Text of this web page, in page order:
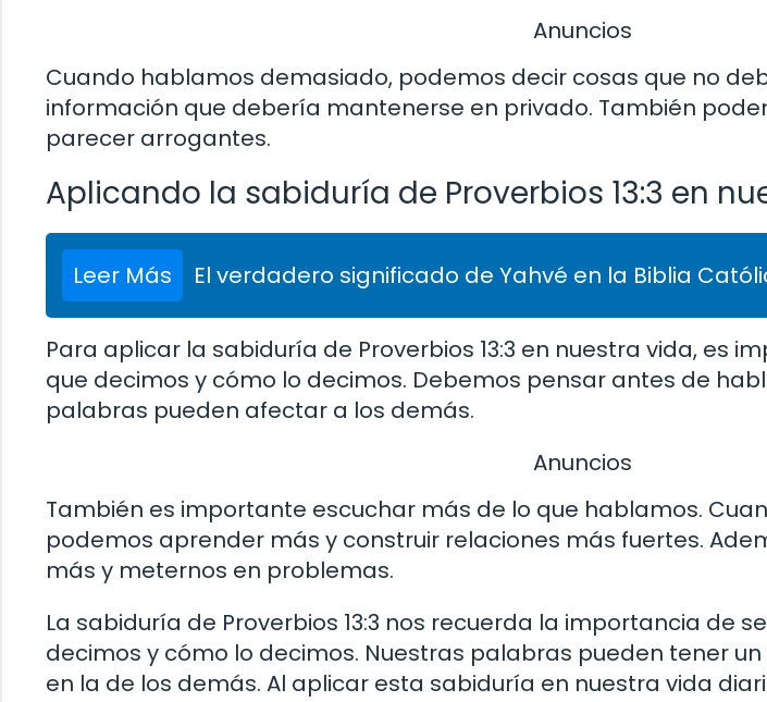
Anuncios
Cuando hablamos demasiado, podemos decir cosas que no
información que debería mantenerse en privado. También
parecer arrogantes.
Aplicando la sabiduría de Proverbios 13:3 en
Leer Más El verdadero significado de Yahvé en la Biblia
Para aplicar la sabiduría de Proverbios 13:3 en nuestra vida, es
que decimos y cómo lo decimos. Debemos pensar antes de
palabras pueden afectar a los demás.
Anuncios
También es importante escuchar más de lo que hablamos.
podemos aprender más y construir relaciones más fuertes.
más y meternos en problemas.
La sabiduría de Proverbios 13:3 nos recuerda la importancia de
decimos y cómo lo decimos. Nuestras palabras pueden tener
en la de los demás. Al aplicar esta sabiduría en nuestra vida